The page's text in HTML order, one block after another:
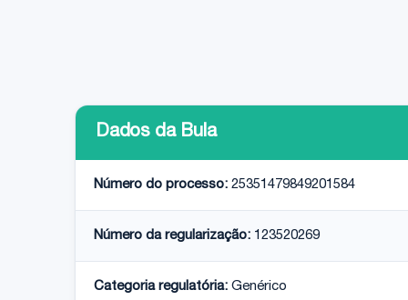
Dados da Bula
Número do processo: 25351479849201584
Número da regularização: 123520269
Categoria regulatória: Genérico